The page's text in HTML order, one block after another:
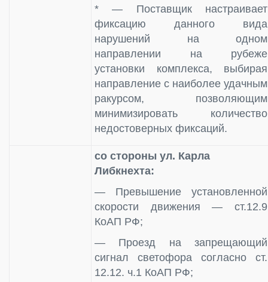
* — Поставщик настраивает
фиксацию данного вида
нарушений на одном
направлении на рубеже
установки комплекса, выбирая
направление с наиболее удачным
ракурсом, позволяющим
минимизировать количество
недостоверных фиксаций.
со стороны ул. Карла
Либкнехта:
— Превышение установленной
скорости движения — ст.12.9
КоАП РФ;
— Проезд на запрещающий
сигнал светофора согласно ст.
12.12. ч.1 КоАП РФ;